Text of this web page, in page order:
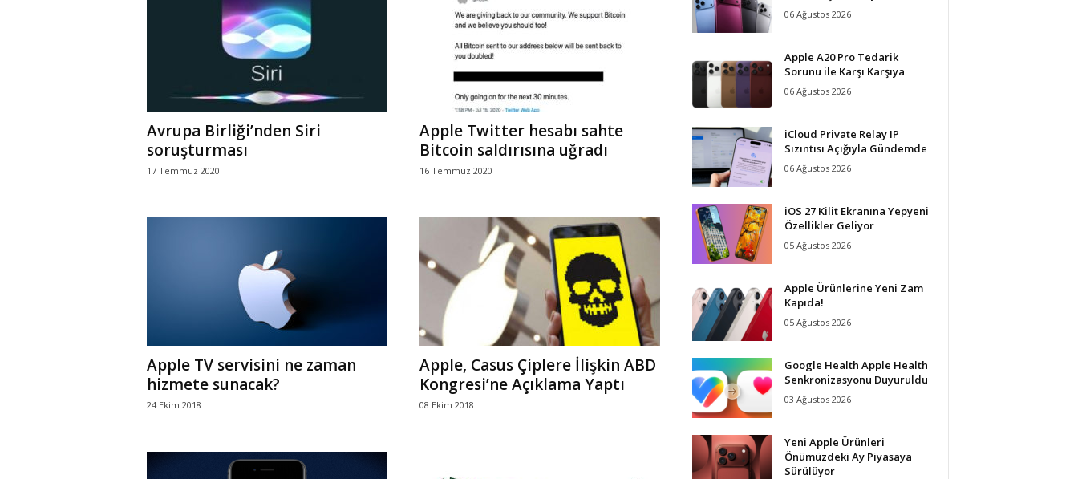
r
l
i
Avrupa Birliği’nden Siri
soruşturması
17 Temmuz 2020
Apple Twitter hesabı sahte
Bitcoin saldırısına uğradı
16 Temmuz 2020
Apple TV servisini ne zaman
hizmete sunacak?
24 Ekim 2018
Apple, Casus Çiplere İlişkin ABD
Kongresi’ne Açıklama Yaptı
08 Ekim 2018
06 Ağustos 2026
Apple A20 Pro Tedarik
Sorunu ile Karşı Karşıya
06 Ağustos 2026
iCloud Private Relay IP
Sızıntısı Açığıyla Gündemde
06 Ağustos 2026
iOS 27 Kilit Ekranına Yepyeni
Özellikler Geliyor
05 Ağustos 2026
Apple Ürünlerine Yeni Zam
Kapıda!
05 Ağustos 2026
Google Health Apple Health
Senkronizasyonu Duyuruldu
03 Ağustos 2026
Yeni Apple Ürünleri
Önümüzdeki Ay Piyasaya
Sürülüyor